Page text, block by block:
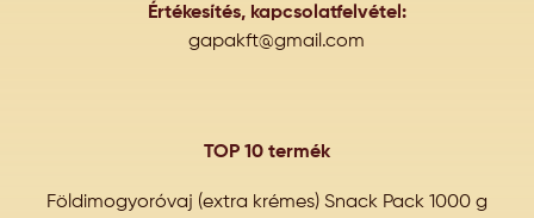
Értékesítés, kapcsolatfelvétel:
gapakft@gmail.com
TOP 10 termék
Földimogyoróvaj (extra krémes) Snack Pack 1000 g